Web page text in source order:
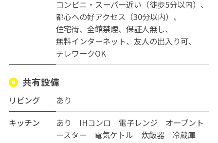
ファイン・ポムの樹・ラーメン横綱・ケンタッキーフラ
イドチキン・居酒屋・うどん屋・中華・ラウンドワン・
【アクセス】最寄駅：大阪府堺市堺区大浜北町1-4-14
最寄駅：南海電鉄堺駅から徒歩8分 堺駅→なんば駅直通
11分 堺駅→新今宮→天王寺駅13分と便利
【内覧・お問合せ】内覧ご案内できます。入居希望時
期・期間をお知らせください。
ご質問等、親身になって対応させていただきます。
コンビニ・スーパー近い（徒歩5分以内）
都心への好アクセス（30分以内）
住宅街
全館禁煙
保証人無し
無料インターネット
友人の出入り可
テレワークOK
共有設備
リビング
あり
キッチン
あり IHコンロ 電子レンジ オーブント
ースター 電気ケトル 炊飯器 冷蔵庫